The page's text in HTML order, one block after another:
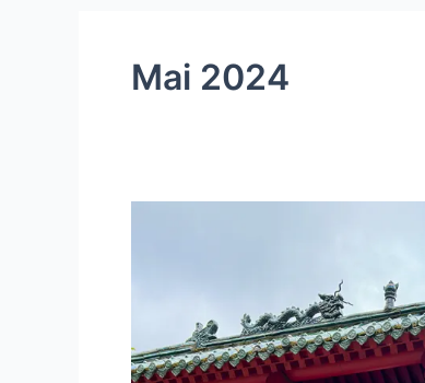
Mai 2024